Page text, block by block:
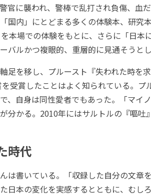
官に襲われ、警棒で乱打され負傷、血
国内」にとどまる多くの体験本、研究
本場での体験をもとに、さらに「日本
バルかつ複眼的、重層的に見通そうとし
足を移し、プルースト『失われた時を
受賞したことはよく知られている。プ
、自身は同性愛者でもあった。「マイ
分かる。2010年にはサルトルの『嘔吐
時代
は書いている。「収録した自分の文章
日本の変化を実感するとともに、むし